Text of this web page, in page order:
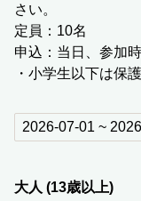
さい。
定員：10名
申込：当日、参加
・小学生以下は保
大人 (13歳以上)